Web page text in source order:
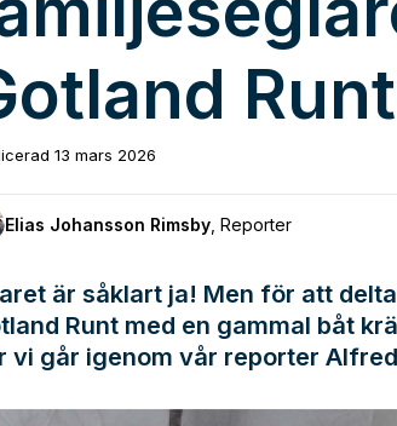
13 mars 2026
Elias Johansson Rimsby Reporter
är såklart ja! Men för att
Runt med en gammal båt
vi går igenom vår reporter